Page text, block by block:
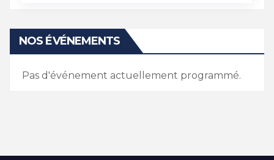
NOS ÉVÉNEMENTS
Pas d'événement actuellement programmé.